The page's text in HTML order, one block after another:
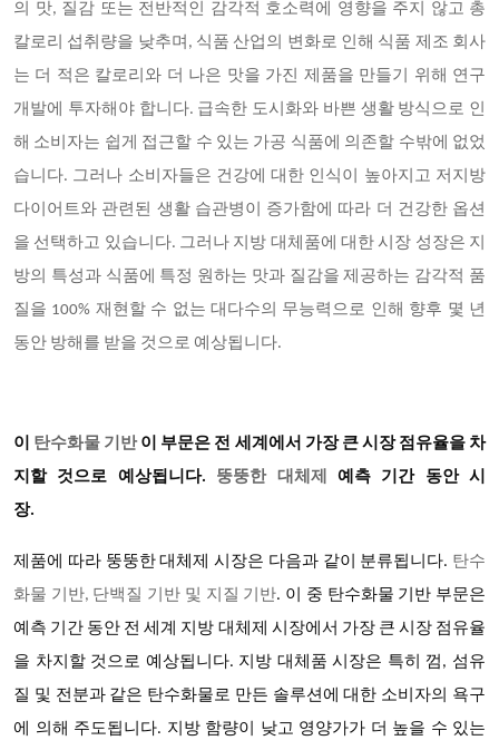
의 맛, 질감 또는 전반적인 감각적 호소력에 영향을 주지 않고 총
칼로리 섭취량을 낮추며, 식품 산업의 변화로 인해 식품 제조 회사
는 더 적은 칼로리와 더 나은 맛을 가진 제품을 만들기 위해 연구
개발에 투자해야 합니다. 급속한 도시화와 바쁜 생활 방식으로 인
해 소비자는 쉽게 접근할 수 있는 가공 식품에 의존할 수밖에 없었
습니다. 그러나 소비자들은 건강에 대한 인식이 높아지고 저지방
다이어트와 관련된 생활 습관병이 증가함에 따라 더 건강한 옵션
을 선택하고 있습니다. 그러나 지방 대체품에 대한 시장 성장은 지
방의 특성과 식품에 특정 원하는 맛과 질감을 제공하는 감각적 품
질을 100% 재현할 수 없는 대다수의 무능력으로 인해 향후 몇 년
동안 방해를 받을 것으로 예상됩니다.
이 탄수화물 기반 이 부문은 전 세계에서 가장 큰 시장 점유율을 차
지할 것으로 예상됩니다. 뚱뚱한 대체제 예측 기간 동안 시
장.
제품에 따라 뚱뚱한 대체제 시장은 다음과 같이 분류됩니다. 탄수
화물 기반, 단백질 기반 및 지질 기반. 이 중 탄수화물 기반 부문은
예측 기간 동안 전 세계 지방 대체제 시장에서 가장 큰 시장 점유율
을 차지할 것으로 예상됩니다. 지방 대체품 시장은 특히 껌, 섬유
질 및 전분과 같은 탄수화물로 만든 솔루션에 대한 소비자의 욕구
에 의해 주도됩니다. 지방 함량이 낮고 영양가가 더 높을 수 있는